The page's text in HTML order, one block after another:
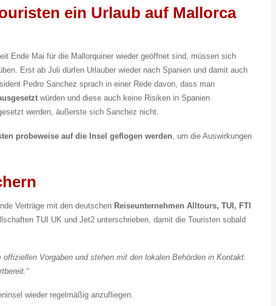
ein Urlaub auf Mallorca
Ende Mai für die Mallorquiner wieder geöffnet sind, müssen sich
Erst ab Juli dürfen Urlauber wieder nach Spanien und damit auch
Pedro Sanchez sprach in einer Rede davon, dass man
würden und diese auch keine Risiken in Spanien
werden, äußerste sich Sanchez nicht.
probeweise auf die Insel geflogen werden , um die Auswirkungen
Verträge mit den deutschen Reiseunternehmen Alltours, TUI, FTI
TUI UK und Jet2 unterschrieben, damit die Touristen sobald
offiziellen Vorgaben und stehen mit den lokalen Behörden in Kontakt.
wieder regelmäßig anzufliegen.